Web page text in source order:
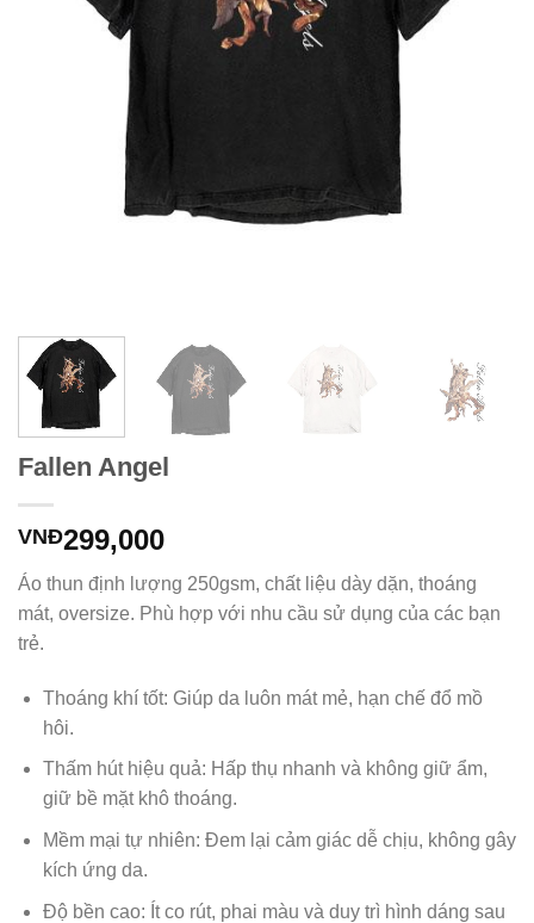
Fallen Angel
VNĐ299,000
Áo thun định lượng 250gsm, chất liệu dày dặn, thoáng
mát, oversize. Phù hợp với nhu cầu sử dụng của các bạn
trẻ.
Thoáng khí tốt: Giúp da luôn mát mẻ, hạn chế đổ mồ
hôi.
Thấm hút hiệu quả: Hấp thụ nhanh và không giữ ẩm,
giữ bề mặt khô thoáng.
Mềm mại tự nhiên: Đem lại cảm giác dễ chịu, không gây
kích ứng da.
Độ bền cao: Ít co rút, phai màu và duy trì hình dáng sau